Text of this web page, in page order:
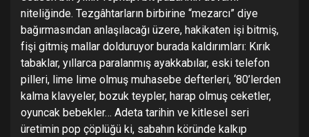
niteliğinde. Tezgâhtarların birbirine “mezarcı” diye
bağırmasından anlaşılacağı üzere, hakikaten işi bitmiş,
fişi gitmiş mallar dolduruyor burada kaldırımları: Kırık
tabaklar, yıllarca paralanmış ayakkabılar, eski telefon
pilleri, lime lime olmuş muhasebe defterleri, ‘80’lerden
kalma klavyeler, bozuk teypler, harap olmuş ceketler,
oyuncak bebekler… Adeta tarihin ve kitlesel seri
üretimin pop çöplüğü ki, sabahın köründe kalkıp